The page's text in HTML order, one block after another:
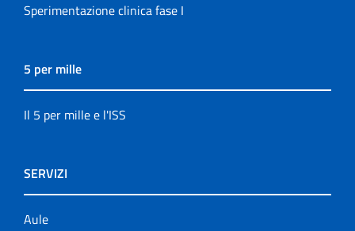
Sperimentazione clinica fase I
5 per mille
Il 5 per mille e l'ISS
SERVIZI
Aule